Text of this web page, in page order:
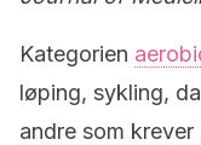
Kategorien
løping, sykling,
andre som